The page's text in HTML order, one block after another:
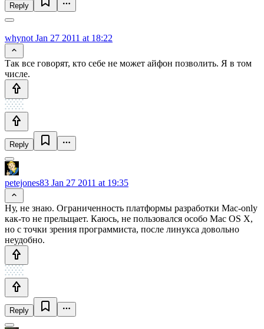
Reply
whynot Jan 27 2011 at 18:22
Так все говорят, кто себе не может айфон позволить. Я в том
числе.
Reply
petejones83 Jan 27 2011 at 19:35
Ну, не знаю. Ограниченность платформы разработки Mac-only
как-то не прельщает. Каюсь, не пользовался особо Mac OS X,
но с точки зрения программиста, после линукса довольно
неудобно.
Reply